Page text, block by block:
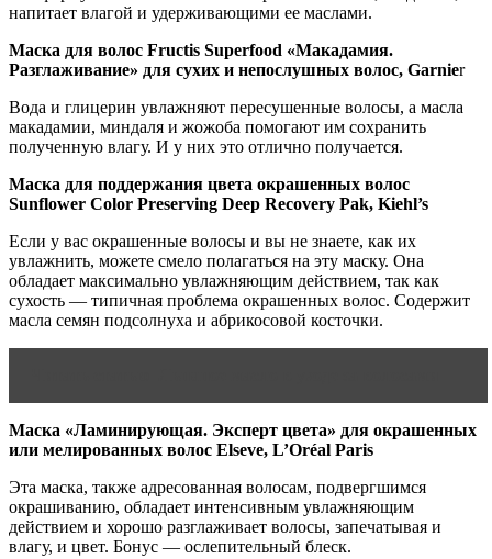
напитает влагой и удерживающими ее маслами.
Маска для волос Fructis Superfood «Макадамия.
Разглаживание» для сухих и непослушных волос, Garnier
Вода и глицерин увлажняют пересушенные волосы, а масла
макадамии, миндаля и жожоба помогают им сохранить
полученную влагу. И у них это отлично получается.
Маска для поддержания цвета окрашенных волос
Sunflower Color Preserving Deep Recovery Pak, Kiehl’s
Если у вас окрашенные волосы и вы не знаете, как их
увлажнить, можете смело полагаться на эту маску. Она
обладает максимально увлажняющим действием, так как
сухость — типичная проблема окрашенных волос. Содержит
масла семян подсолнуха и абрикосовой косточки.
Маска «Ламинирующая. Эксперт цвета» для окрашенных
или мелированных волос Elseve, L’Oréal Paris
Эта маска, также адресованная волосам, подвергшимся
окрашиванию, обладает интенсивным увлажняющим
действием и хорошо разглаживает волосы, запечатывая и
влагу, и цвет. Бонус — ослепительный блеск.